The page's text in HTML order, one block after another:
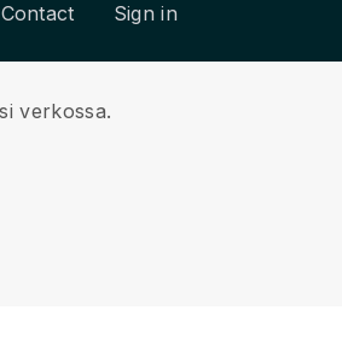
Contact Sign in
verkossa.